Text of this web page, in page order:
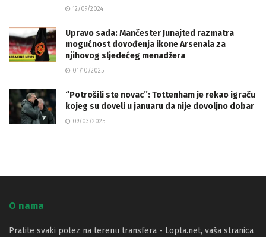
12/09/2024
Upravo sada: Mančester Junajted razmatra
mogućnost dovođenja ikone Arsenala za
njihovog sljedećeg menadžera
01/10/2025
“Potrošili ste novac”: Tottenham je rekao igraču
kojeg su doveli u januaru da nije dovoljno dobar
09/03/2025
O nama
Pratite svaki potez na terenu transfera - Lopta.net, vaša stranica